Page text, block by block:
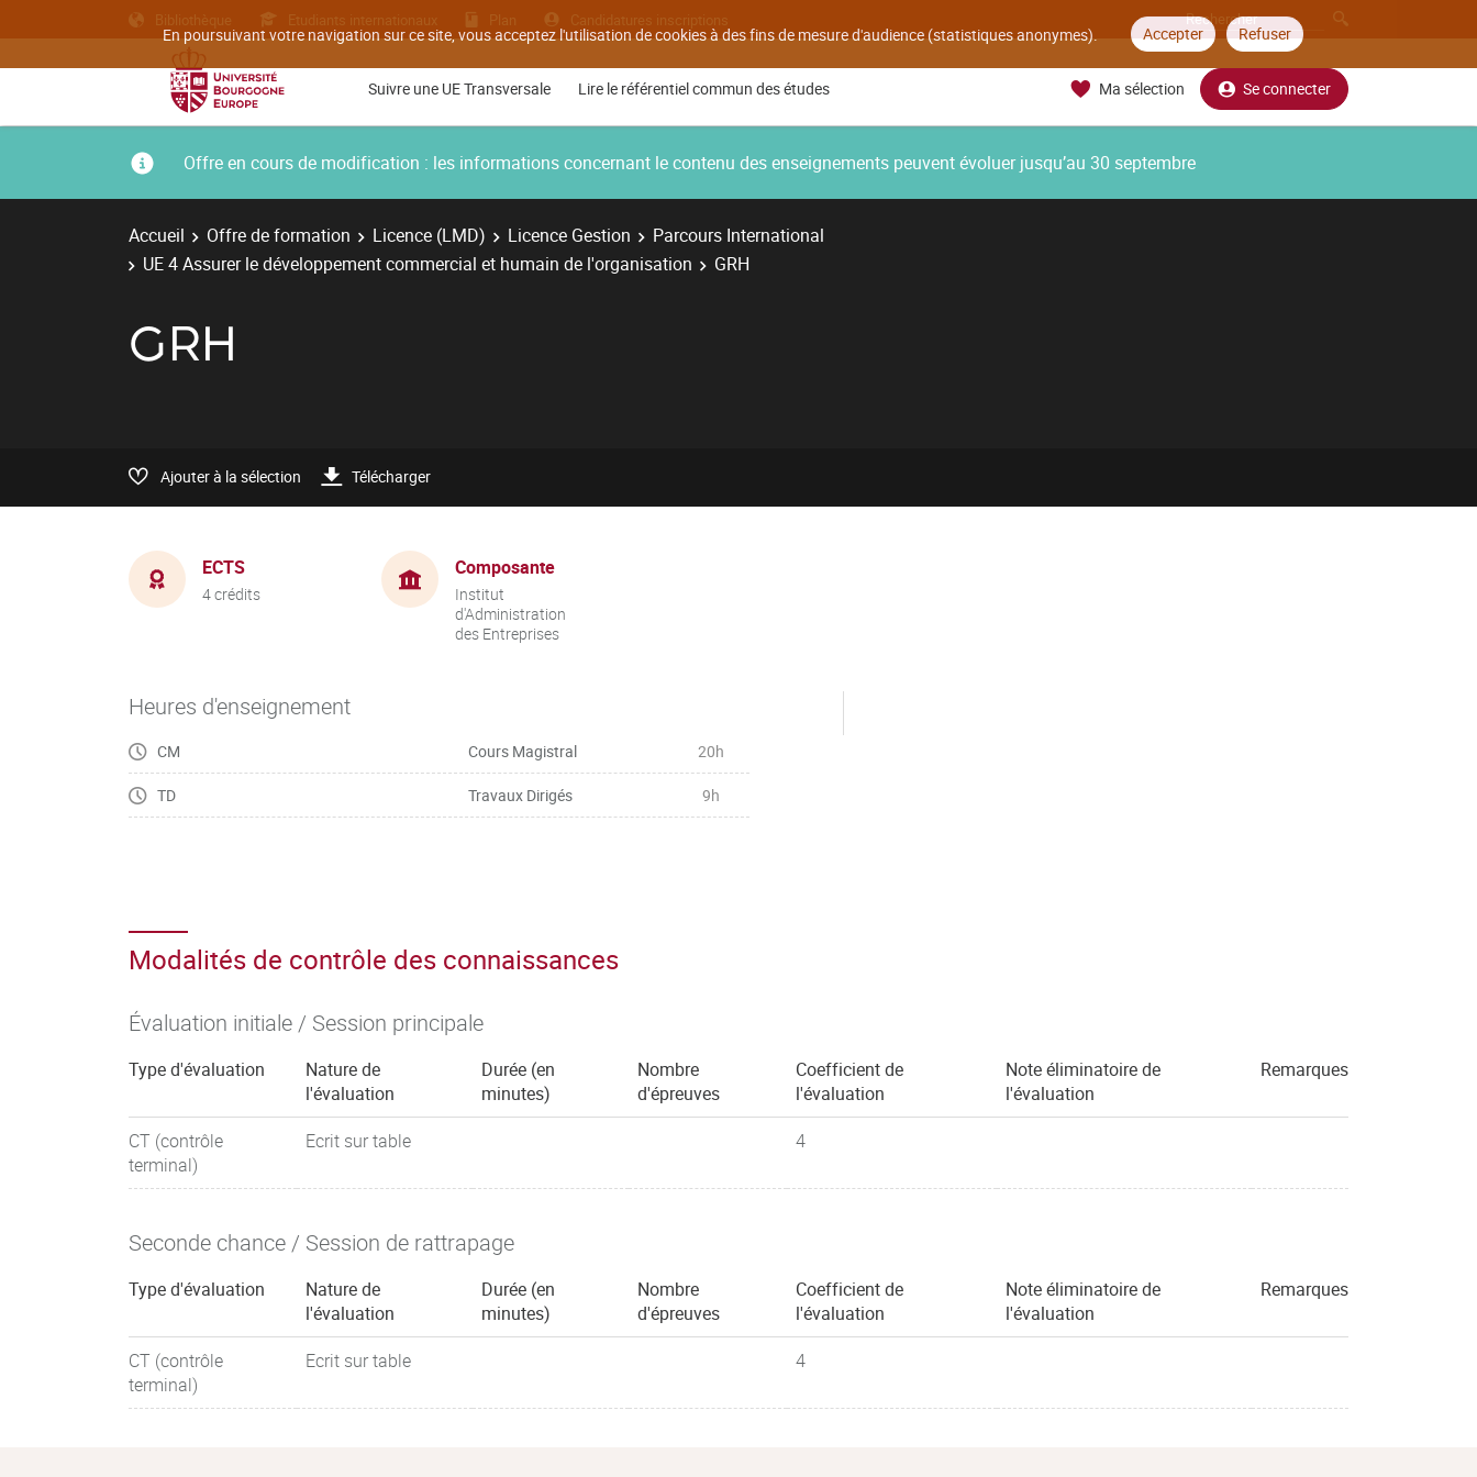
En poursuivant votre navigation sur ce site, vous acceptez l'utilisation de cookies à des fins de mesure d'audience (statistiques anonymes). Accepter Refuser
Bibliothèque Etudiants internationaux Plan Candidatures inscriptions
Suivre une UE Transversale Lire le référentiel commun des études Ma sélection Se connecter
Offre en cours de modification : les informations concernant le contenu des enseignements peuvent évoluer jusqu’au 30 septembre
Accueil Offre de formation Licence (LMD) Licence Gestion
Parcours International
UE 4 Assurer le développement commercial et humain de l'organisation
GRH
GRH
Ajouter à la sélection Télécharger
ECTS
4 crédits
Composante
Institut
d'Administration
des Entreprises
Heures d'enseignement
CM Cours Magistral 20h
TD Travaux Dirigés 9h
Modalités de contrôle des connaissances
Évaluation initiale / Session principale
Type d'évaluation
Nature de
l'évaluation
Durée (en
minutes)
Nombre
d'épreuves
Coefficient de
l'évaluation
Note éliminatoire de
l'évaluation
Remarques
CT (contrôle
terminal)
Ecrit sur table 4
Seconde chance / Session de rattrapage
Type d'évaluation
Nature de
l'évaluation
Durée (en
minutes)
Nombre
d'épreuves
Coefficient de
l'évaluation
Note éliminatoire de
l'évaluation
Remarques
CT (contrôle
terminal)
Ecrit sur table 4